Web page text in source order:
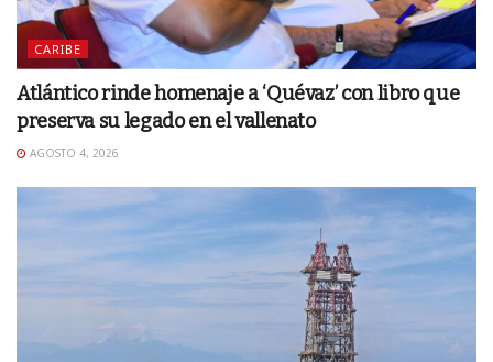
CARIBE
Atlántico rinde homenaje a ‘Quévaz’ con libro que
preserva su legado en el vallenato
AGOSTO 4, 2026